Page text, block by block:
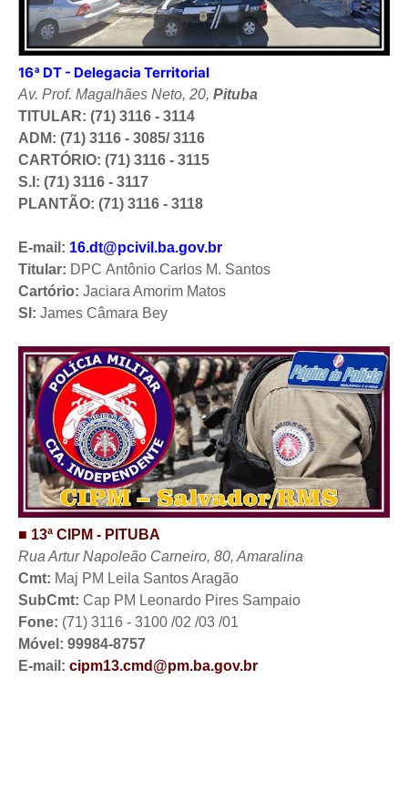
16ª DT - Delegacia Territorial
Av. Prof. Magalhães Neto, 20, Pituba
TITULAR: (71) 3116 - 3114
ADM: (71) 3116 - 3085/ 3116
CARTÓRIO: (71) 3116 - 3115
S.I: (71) 3116 - 3117
PLANTÃO: (71) 3116 - 3118
E-mail: 16.dt@pcivil.ba.gov.br
Titular: DPC Antônio Carlos M. Santos
Cartório: Jaciara Amorim Matos
SI: James Câmara Bey
■ 13ª CIPM - PITUBA
Rua Artur Napoleão Carneiro, 80, Amaralina
Cmt: Maj PM Leila Santos Aragão
SubCmt: Cap PM Leonardo Pires Sampaio
Fone: (71) 3116 - 3100 /02 /03 /01
Móvel: 99984-8757
E-mail: cipm13.cmd@pm.ba.gov.br